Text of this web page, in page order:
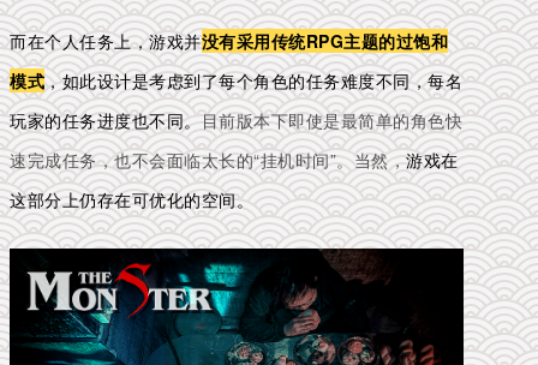
而在个人任务上，游戏并没有采用传统RPG主题的过饱和
模式，如此设计是考虑到了每个角色的任务难度不同，每名
玩家的任务进度也不同。目前版本下即使是最简单的角色快
速完成任务，也不会面临太长的“挂机时间”。当然，游戏在
这部分上仍存在可优化的空间。